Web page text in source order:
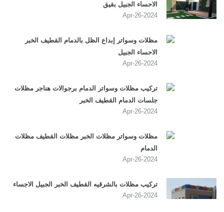
الاحساء الجبيل بقيق
2024-Apr-26
مظلات وسواتر إبداع الظل بالدمام القطيف الخبر
الاحساء الجبيل
2024-Apr-26
تركيب مظلات وسواتر الدمام برجوالات هناجر مظلات
جلسات الدمام القطيف الخبر
2024-Apr-26
مظلات وسواتر مظلات الخبر مظلات القطيف مظلات
الدمام
2024-Apr-26
تركيب مظلات بالشرقيه القطيف الخبر الجبيل الاجساء
2024-Apr-26